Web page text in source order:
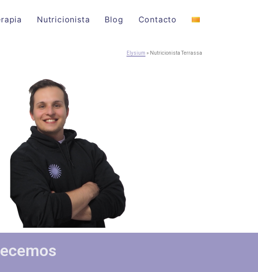
Nutricionista Blog Contacto
Elysium » Nutricionista Terrassa